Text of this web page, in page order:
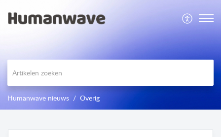
Humanwave nieuws Overig